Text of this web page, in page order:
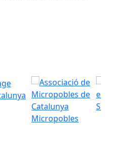
Micropobles
Seu